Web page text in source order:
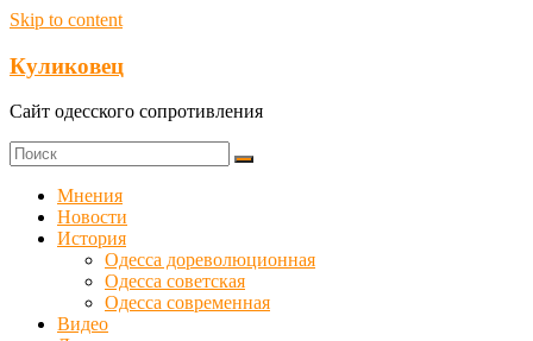
Skip to content
Куликовец
Сайт одесского сопротивления
Мнения
Новости
История
Одесса дореволюционная
Одесса советская
Одесса современная
Видео